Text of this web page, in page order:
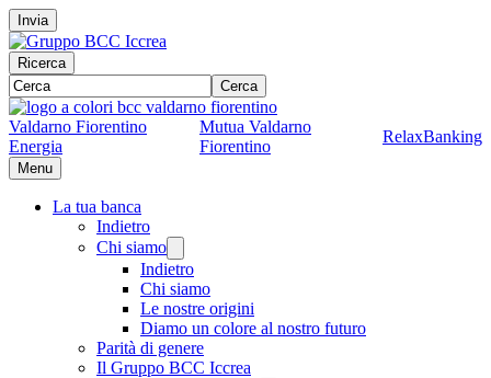
Invia
Ricerca
Cerca
Valdarno Fiorentino
Energia
Mutua Valdarno
Fiorentino
RelaxBanking
Menu
La tua banca
Indietro
Chi siamo
Indietro
Chi siamo
Le nostre origini
Diamo un colore al nostro futuro
Parità di genere
Il Gruppo BCC Iccrea